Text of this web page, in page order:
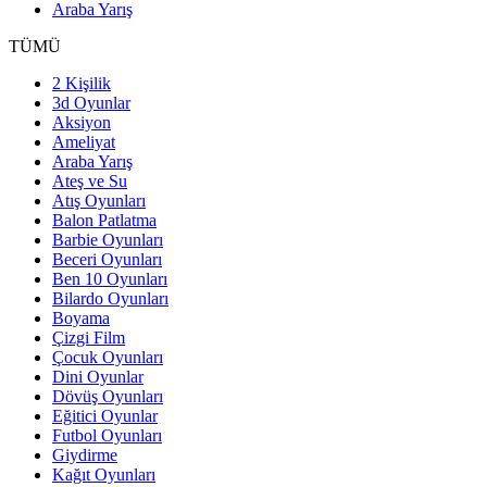
Araba Yarış
TÜMÜ
2 Kişilik
3d Oyunlar
Aksiyon
Ameliyat
Araba Yarış
Ateş ve Su
Atış Oyunları
Balon Patlatma
Barbie Oyunları
Beceri Oyunları
Ben 10 Oyunları
Bilardo Oyunları
Boyama
Çizgi Film
Çocuk Oyunları
Dini Oyunlar
Dövüş Oyunları
Eğitici Oyunlar
Futbol Oyunları
Giydirme
Kağıt Oyunları